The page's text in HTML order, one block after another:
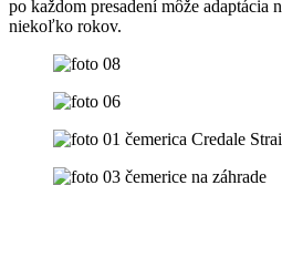
po každom presadení môže adaptácia
niekoľko rokov.